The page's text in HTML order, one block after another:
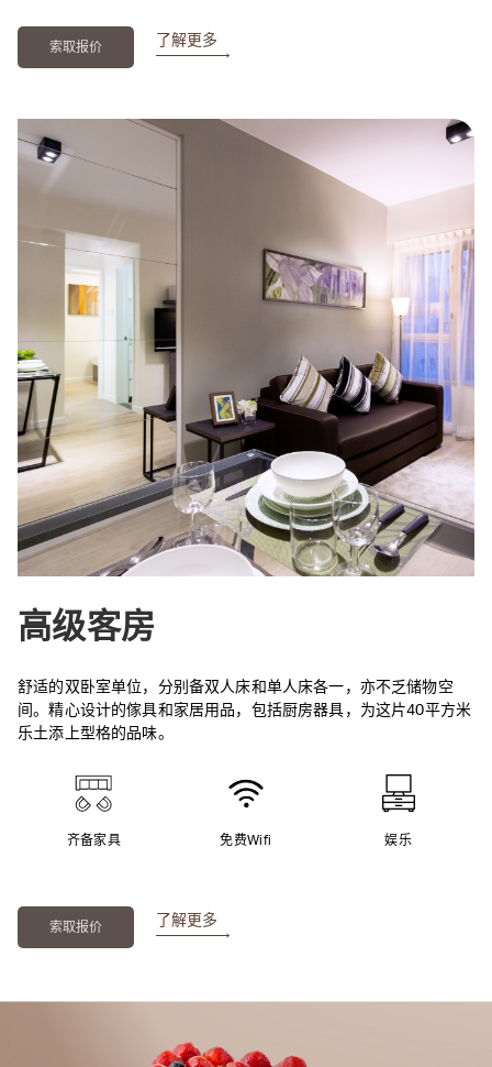
索取报价 了解更多
高级客房
舒适的双卧室单位，分别备双人床和单人床各一，亦不乏储物空
间。精心设计的傢具和家居用品，包括厨房器具，为这片40平方米
乐土添上型格的品味。
齐备家具 免费Wifi 娱乐
索取报价 了解更多